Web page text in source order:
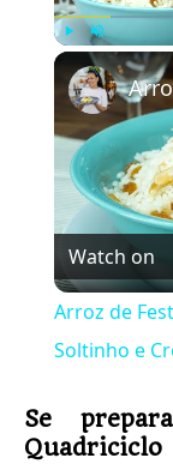
Unmute
Watch on
Arroz de
Soltinho e
Se
Quadriciclo